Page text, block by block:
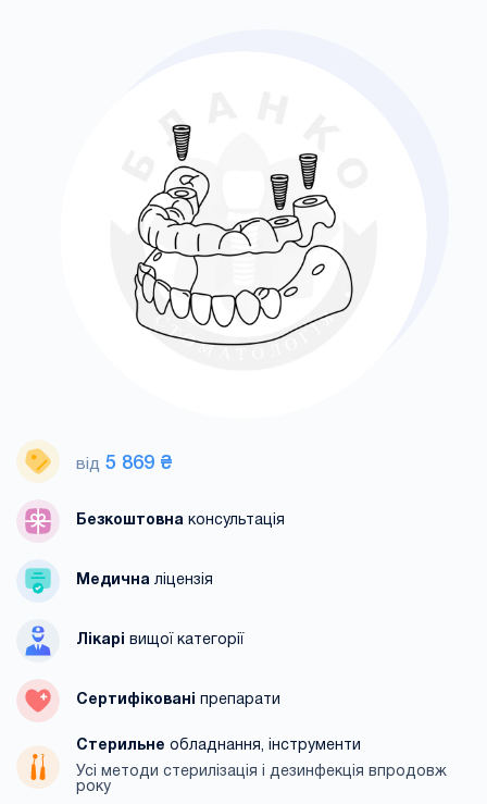
від 5 869 ₴
Безкоштовна консультація
Медична ліцензія
Лікарі вищої категорії
Сертифіковані препарати
Стерильне обладнання, інструменти
Усі методи стерилізація і дезинфекція впродовж
року